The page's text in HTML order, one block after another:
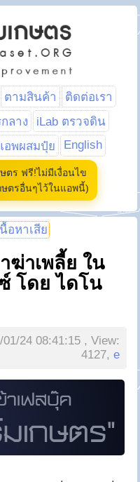
ตามสินค้า
ติดต่อเรา
ลาง
iLab ตรวจดิน
อพผสมปุ๋ย English
ตร ฟรี!ไม่มีเงื่อนไข
ตรอื่นๆไว้ในแอพนี้)
อหาเสีย
ฆ่าเพลี้ย ใน
โดย ไดโน
01/24 08:41:15 , View:
4127,e